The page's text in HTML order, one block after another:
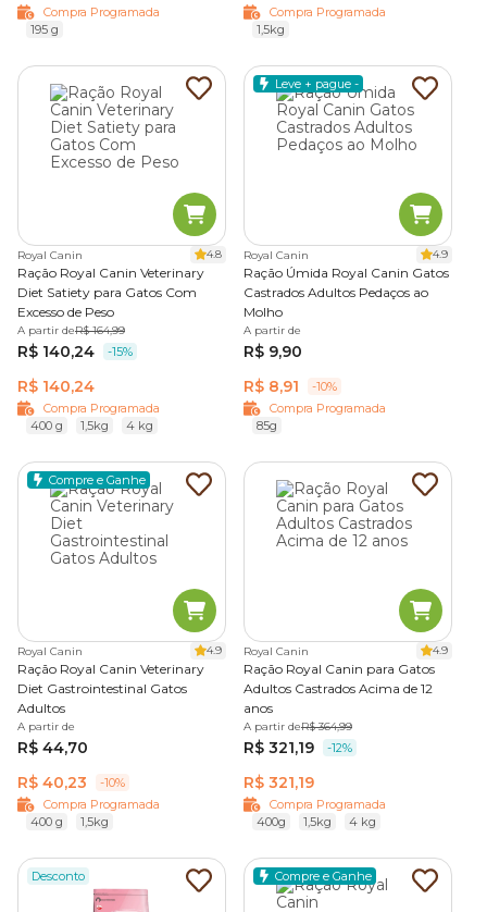
Compra Programada
195 g
Compra Programada
1,5kg
Royal Canin 4.8
Ração Royal Canin Veterinary
Diet Satiety para Gatos Com
Excesso de Peso
A partir deR$ 164,99
R$ 140,24 -15%
R$ 140,24
Compra Programada
400 g
1,5kg 4 kg
Leve + pague -
Royal Canin 4.9
Ração Úmida Royal Canin Gatos
Castrados Adultos Pedaços ao
Molho
A partir de
R$ 9,90
R$ 8,91
-10%
Compra Programada
85g
Compre e Ganhe
Royal Canin 4.9
Ração Royal Canin Veterinary
Diet Gastrointestinal Gatos
Adultos
A partir de
R$ 44,70
R$ 40,23
-10%
Compra Programada
400 g
1,5kg
Royal Canin 4.9
Ração Royal Canin para Gatos
Adultos Castrados Acima de 12
anos
A partir deR$ 364,99
R$ 321,19 -12%
R$ 321,19
Compra Programada
400g
1,5kg 4 kg
Desconto Compre e Ganhe